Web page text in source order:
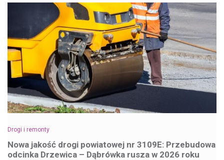
Drogi i remonty
Nowa jakość drogi powiatowej nr 3109E: Przebudowa
odcinka Drzewica – Dąbrówka rusza w 2026 roku